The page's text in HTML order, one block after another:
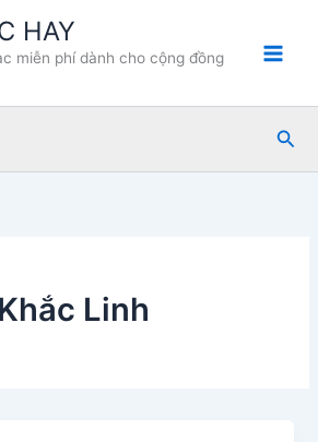
HAY
miễn phí dành cho cộng đồng
Tìm
Linh